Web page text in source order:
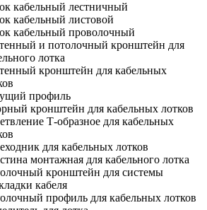
кабельный лестничный
кабельный листовой
кабельный проволочный
и потолочный кронштейн для
лотка
кронштейн для кабельных
профиль
кронштейн для кабельных лотков
Т-образное для кабельных
для кабельных лотков
монтажная для кабельного лотка
кронштейн для системы
кабеля
профиль для кабельных лотков